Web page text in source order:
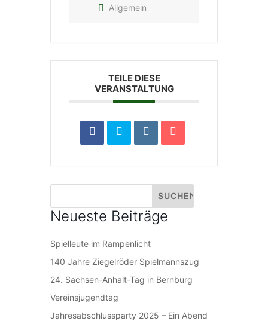
Allgemein
TEILE DIESE
VERANSTALTUNG
Neueste Beiträge
Spielleute im Rampenlicht
140 Jahre Ziegelröder Spielmannszug
24. Sachsen-Anhalt-Tag in Bernburg
Vereinsjugendtag
Jahresabschlussparty 2025 – Ein Abend